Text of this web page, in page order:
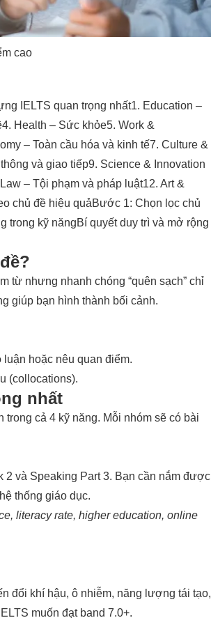
cao
IELTS quan trọng nhất1. Education –
4. Health – Sức khỏe5. Work &
– Toàn cầu hóa và kinh tế7. Culture &
và giao tiếp9. Science & Innovation
– Tội phạm và pháp luật12. Art &
chủ đề hiệu quảBước 1: Chọn lọc chủ
trong kỹ năngBí quyết duy trì và mở rộng
từ nhưng nhanh chóng “quên sạch” chỉ
giúp bạn hình thành bối cảnh.
hoặc nêu quan điểm.
(collocations).
nhất
cả 4 kỹ năng. Mỗi nhóm sẽ có bài
2 và Speaking Part 3. Bạn cần nắm được
thống giáo dục.
literacy rate, higher education, online
đổi khí hậu, ô nhiễm, năng lượng tái tạo,
muốn đạt band 7.0+.